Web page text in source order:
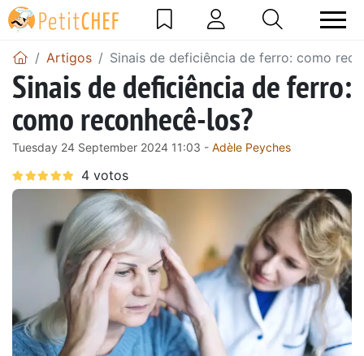
Artigos Sinais de deficiência de ferro: como
Sinais de deficiência de ferro:
como reconhecê-los?
Tuesday 24 September 2024 11:03 - Adèle Peyches